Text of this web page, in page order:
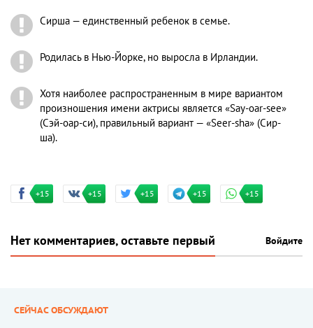
Сирша — единственный ребенок в семье.
Родилась в Нью-Йорке, но выросла в Ирландии.
Хотя наиболее распространенным в мире вариантом
произношения имени актрисы является «Say-oar-see»
(Сэй-оар-си), правильный вариант — «Seer-sha» (Сир-
ша).
+15 +15 +15 +15 +15
Нет комментариев, оставьте первый Войдите
СЕЙЧАС ОБСУЖДАЮТ